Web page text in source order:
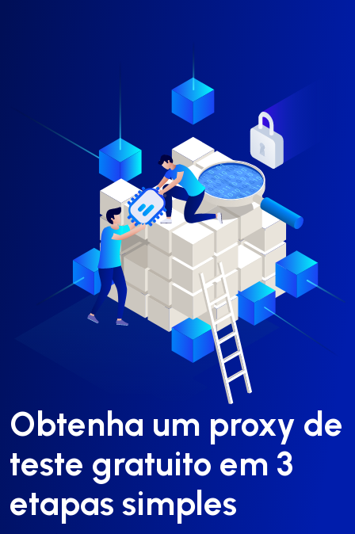
Obtenha um proxy de
teste gratuito em 3
etapas simples